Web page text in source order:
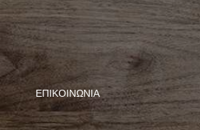
ΕΠΙΚΟΙΝΩΝΊΑ